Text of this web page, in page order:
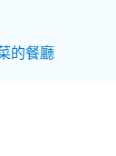
的餐廳